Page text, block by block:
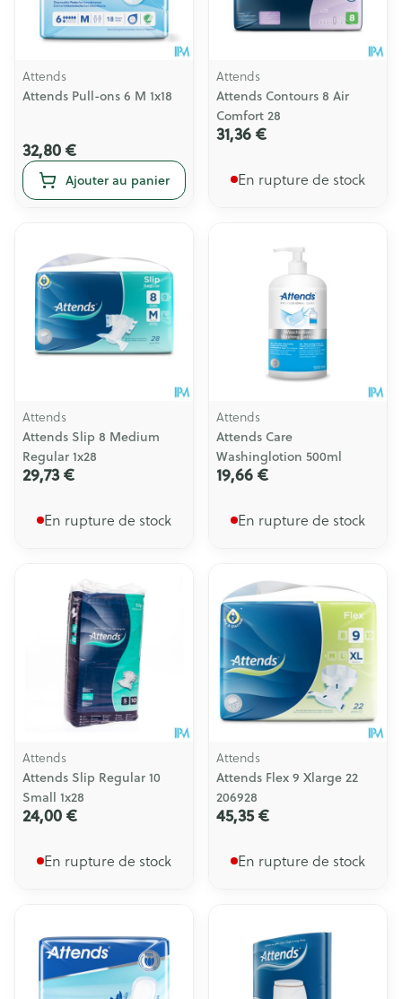
Attends
Attends Pull-ons 6 M 1x18
32,80 €
Ajouter au panier
Attends
Attends Contours 8 Air
Comfort 28
31,36 €
En rupture de stock
Attends
Attends Slip 8 Medium
Regular 1x28
29,73 €
En rupture de stock
Attends
Attends Care
Washinglotion 500ml
19,66 €
En rupture de stock
Attends
Attends Slip Regular 10
Small 1x28
24,00 €
En rupture de stock
Attends
Attends Flex 9 Xlarge 22
206928
45,35 €
En rupture de stock